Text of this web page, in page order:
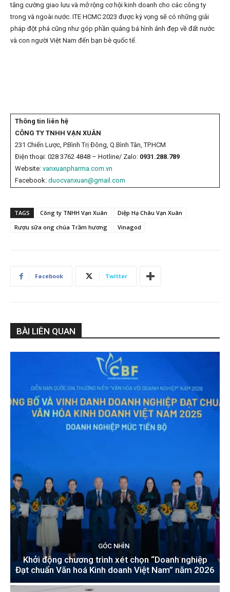
tăng cường giao lưu và mở rộng cơ hội kinh doanh cho các công ty
trong và ngoài nước. ITE HCMC 2023 được kỳ vọng sẽ có những giải
pháp đột phá cũng như góp phần quảng bá hình ảnh đẹp về đất nước
và con người Việt Nam đến bạn bè quốc tế.
Thông tin liên hệ
CÔNG TY TNHH VẠN XUÂN
231 Chiến Lược, P.Bình Trị Đông, Q.Bình Tân, TP.HCM
Điện thoại: 028 3762 4848 – Hotline/ Zalo: 0931.288.789
Website: vanxuanpharma.com.vn
Facebook: duocvanxuan@gmail.com
TAGS Công ty TNHH Vạn Xuân
Diệp Hạ Châu Vạn Xuân
Rượu sữa ong chúa Trầm hương
Vinagod
Facebook Twitter
BÀI LIÊN QUAN
GÓC NHÌN
Khởi động chương trình xét chọn “Doanh nghiệp
Đạt chuẩn Văn hoá Kinh doanh Việt Nam” năm 2026